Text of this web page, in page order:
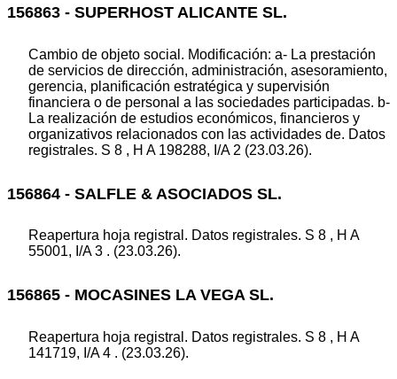
156863 - SUPERHOST ALICANTE SL.
Cambio de objeto social. Modificación: a- La prestación
de servicios de dirección, administración, asesoramiento,
gerencia, planificación estratégica y supervisión
financiera o de personal a las sociedades participadas. b-
La realización de estudios económicos, financieros y
organizativos relacionados con las actividades de. Datos
registrales. S 8 , H A 198288, I/A 2 (23.03.26).
156864 - SALFLE & ASOCIADOS SL.
Reapertura hoja registral. Datos registrales. S 8 , H A
55001, I/A 3 . (23.03.26).
156865 - MOCASINES LA VEGA SL.
Reapertura hoja registral. Datos registrales. S 8 , H A
141719, I/A 4 . (23.03.26).